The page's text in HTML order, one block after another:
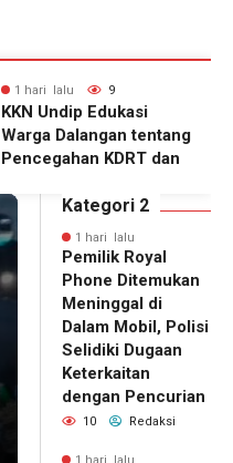
1 hari lalu 7
KKN Undip Bekali
Pengelola BUMDes
Dalangan dengan Pola
Kategori 2
1 hari lalu
Pemilik Royal
Phone Ditemukan
Meninggal di
Dalam Mobil, Polisi
Selidiki Dugaan
Keterkaitan
dengan Pencurian
10 Redaksi
1 hari lalu